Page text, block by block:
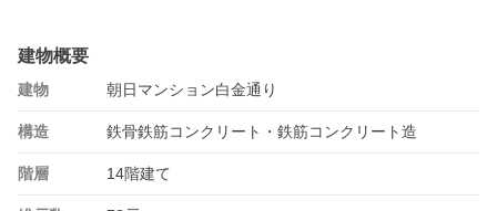
建物概要
建物 朝日マンション白金通り
構造 鉄骨鉄筋コンクリート・鉄筋コンクリート造
階層 14階建て